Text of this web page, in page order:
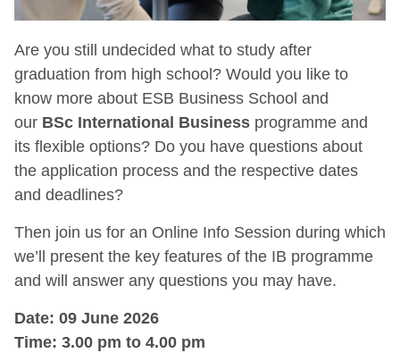
Are you still undecided what to study after
graduation from high school? Would you like to
know more about ESB Business School and
our BSc International Business programme and
its flexible options? Do you have questions about
the application process and the respective dates
and deadlines?
Then join us for an Online Info Session during which
we’ll present the key features of the IB programme
and will answer any questions you may have.
Date: 09 June 2026
Time: 3.00 pm to 4.00 pm